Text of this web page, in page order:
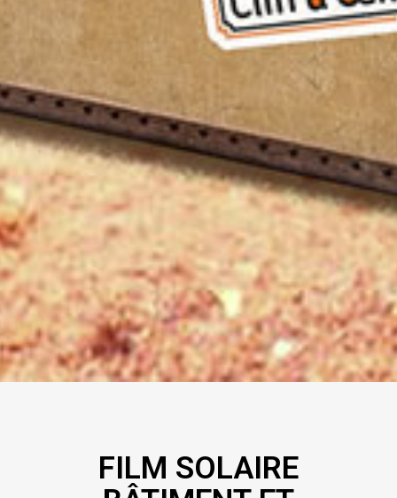
FILM SOLAIRE